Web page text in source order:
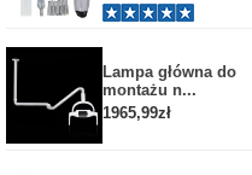
Lampa główna do
montażu n...
1965,99zł